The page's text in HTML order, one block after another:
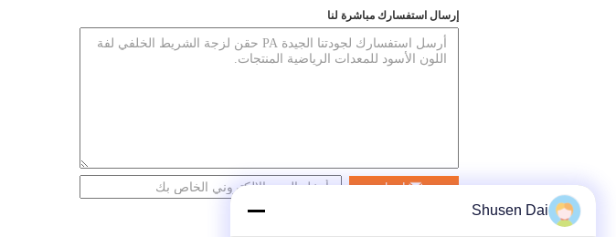
إرسال استفسارك مباشرة لنا
اتصل
Shusen Dai